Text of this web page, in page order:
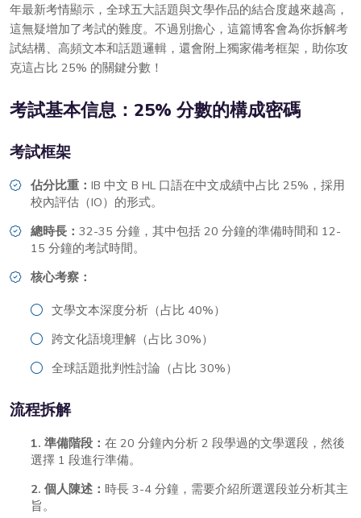
年最新考情顯示，全球五大話題與文學作品的結合度越來越高，
這無疑增加了考試的難度。不過別擔心，這篇博客會為你拆解考
試結構、高頻文本和話題邏輯，還會附上獨家備考框架，助你攻
克這占比 25% 的關鍵分數！
考試基本信息：25% 分數的構成密碼
考試框架
佔分比重： IB 中文 B HL 口語在中文成績中占比 25%，採用
校內評估（IO）的形式。
總時長： 32-35 分鐘，其中包括 20 分鐘的準備時間和 12-
15 分鐘的考試時間。
核心考察：
文學文本深度分析（占比 40%）
跨文化語境理解（占比 30%）
全球話題批判性討論（占比 30%）
流程拆解
1. 準備階段： 在 20 分鐘內分析 2 段學過的文學選段，然後
選擇 1 段進行準備。
2. 個人陳述： 時長 3-4 分鐘，需要介紹所選選段並分析其主
旨。